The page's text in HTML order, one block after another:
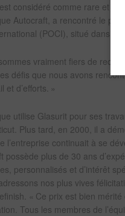
considéré comme rare et
Autocraft, a rencontré le
(POCI), situé dans le
vraiment fiers de
défis que nous avons
et d’efforts. »
utilise Glasurit pour ses
Plus tard, en 2000, il a
l’entreprise continuait à se
possède plus de 30 ans
personnalisés et d’intérêt
nos plus vives
« Ce prix est bien
Tous les membres de